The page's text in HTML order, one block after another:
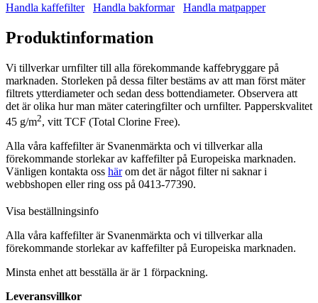
Handla kaffefilter Handla bakformar Handla matpapper
Produktinformation
Vi tillverkar urnfilter till alla förekommande kaffebryggare på
marknaden. Storleken på dessa filter bestäms av att man först mäter
filtrets ytterdiameter och sedan dess bottendiameter. Observera att
det är olika hur man mäter cateringfilter och urnfilter. Papperskvalitet
45 g/m2, vitt TCF (Total Clorine Free).
Alla våra kaffefilter är Svanenmärkta och vi tillverkar alla
förekommande storlekar av kaffefilter på Europeiska marknaden.
Vänligen kontakta oss härom det är något filter ni saknar i
webbshopen eller ring oss på 0413-77390.
Visa beställningsinfo
Alla våra kaffefilter är Svanenmärkta och vi tillverkar alla
förekommande storlekar av kaffefilter på Europeiska marknaden.
Minsta enhet att besställa är är 1 förpackning.
Leveransvillkor